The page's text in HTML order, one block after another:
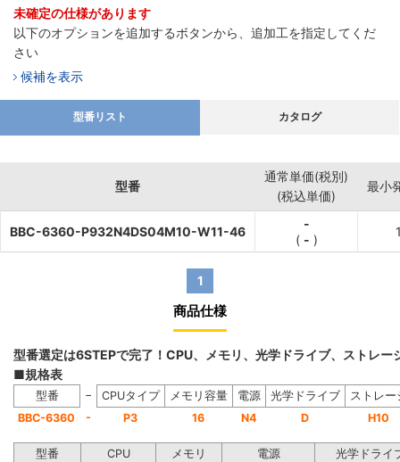
未確定の仕様があります
以下のオプションを追加するボタンから、追加工を指定してくだ
さい
候補を表示
型番リスト カタログ
型番
通常単価(税別)
(税込単価)
最小
BBC-6360-P932N4DS04M10-W11-46
-
( - )
1
商品仕様
型番選定は6STEPで完了！CPU、メモリ、光学ドライブ、ストレ
■規格表
型番 − CPUタイプ メモリ容量 電源 光学ドライブ
ストレー
BBC-6360
- P3 16 N4 D H10
型番 CPU メモリ 電源 光学ドライ